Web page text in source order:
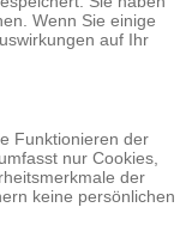
Wenn Sie einige
auf Ihr
Funktionieren der
nur Cookies,
der
keine persönlichen